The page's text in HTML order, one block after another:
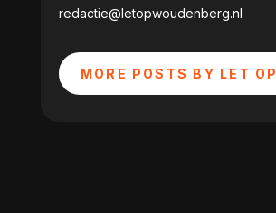
redactie@letopwoudenberg.nl
MORE POSTS BY LET OP